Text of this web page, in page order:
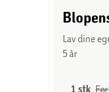
Lav dine
5 år
1 stk